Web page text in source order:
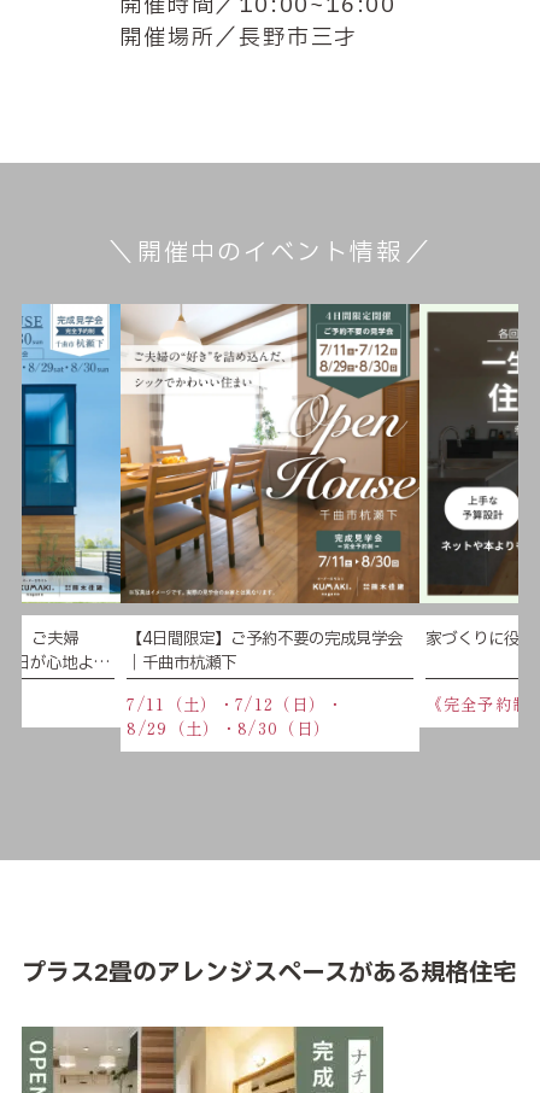
開催場所／長野市三才
開催中のイベント情報
】ご夫婦
日が心地よい
【4日間限定】ご予約不要の完成見学会
｜千曲市杭瀬下
7/11（土）・7/12（日）・
8/29（土）・8/30（日）
家づくりに役
《完全予約制
プラス2畳のアレンジスペースがある規格住宅